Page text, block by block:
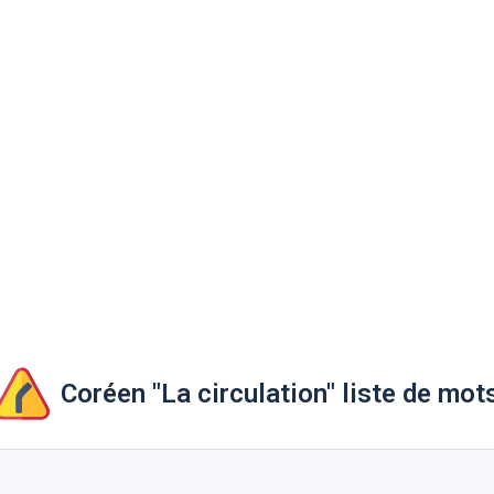
Coréen "La circulation" liste de